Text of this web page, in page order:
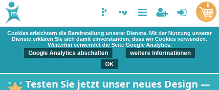
Cookies erleichtern die Bereitstellung unserer Dienste. Mit der Nutzung unserer
Dienste erklären Sie sich damit einverstanden, dass wir Cookies verwenden.
Weiterhin verwendet die Seite Google Analytics.
Google Analytics abschalten
weitere Informationen
OK
Testen Sie jetzt unser neues Design —
0